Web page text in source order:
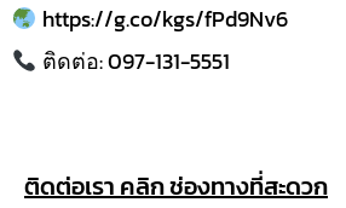
https://g.co/kgs/fPd9Nv6
ติดต่อ: 097-131-5551
ติดต่อเรา คลิก ช่องทางที่สะดวก